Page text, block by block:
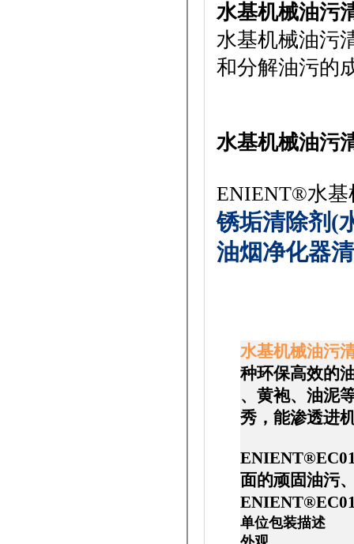
水基机械油污
水基机械油污
和分解油污的
水基机械油污
ENIENT®水基
锈垢清除剂(
油烟净化器
水基机械油污
种环保高效的
、黄袍、油泥
秀，能渗透进
面的顽固油污
单位包装